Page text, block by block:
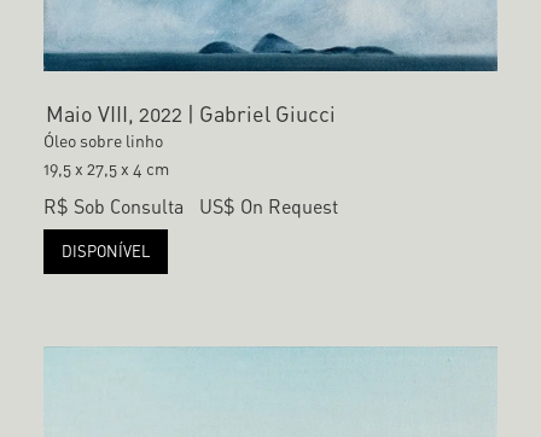
Maio VIII, 2022 | Gabriel Giucci
Óleo sobre linho
19,5 x 27,5 x 4 cm
R$ Sob Consulta US$ On Request
DISPONÍVEL